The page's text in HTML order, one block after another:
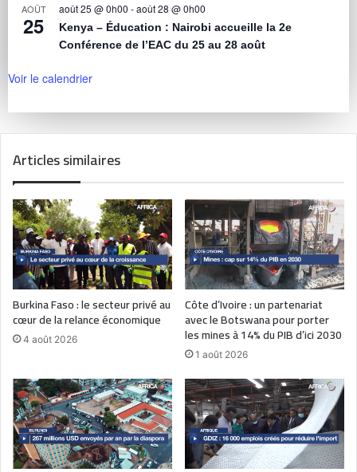
AOÛT
25
août 25 @ 0h00 -août 28 @ 0h00
Kenya – Éducation : Nairobi accueille la 2e
Conférence de l’EAC du 25 au 28 août
Voir le calendrier
Articles similaires
Burkina Faso : le secteur privé au
cœur de la relance économique
4 août 2026
Côte d’Ivoire : un partenariat
avec le Botswana pour porter
les mines à 14% du PIB d’ici 2030
1 août 2026